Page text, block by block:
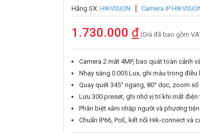
Hãng SX: HIKVISION Camera IP
1.730.000 đ (Giá đã bao gồm
Camera 2 mắt 4MP, bao quát toàn cảnh
Nhạy sáng 0.005 Lux, ghi màu trong điều
Quay quét 345° ngang, 80° dọc, zoom số
Lưu 300 preset, ghi nhớ vị trí khi mất điện
Phân biệt xâm nhập người và phương
Chuẩn IP66, PoE, kết nối Hik-connect và